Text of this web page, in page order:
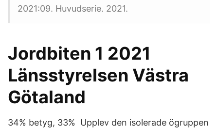
2021:09. Huvudserie. 2021.
Jordbiten 1 2021
Länsstyrelsen Västra
Götaland
34% betyg, 33% Upplev den isolerade ögruppen